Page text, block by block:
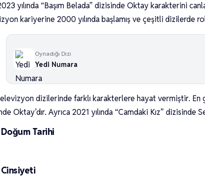
yılında “Başım Belada” dizisinde Oktay karakterini
kariyerine 2000 yılında başlamış ve çeşitli dizilerde rol
Oynadığı Dizi
Yedi Numara
dizilerinde farklı karakterlere hayat vermiştir. En
Oktay’dır. Ayrıca 2021 yılında “Camdaki Kız” dizisinde
Tarihi
Cinsiyeti